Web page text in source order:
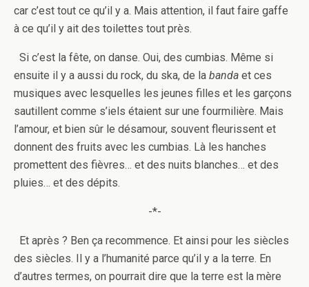
car c’est tout ce qu’il y a. Mais attention, il faut faire gaffe
à ce qu’il y ait des toilettes tout près.
Si c’est la fête, on danse. Oui, des cumbias. Même si
ensuite il y a aussi du rock, du ska, de la banda et ces
musiques avec lesquelles les jeunes filles et les garçons
sautillent comme s’iels étaient sur une fourmilière. Mais
l’amour, et bien sûr le désamour, souvent fleurissent et
donnent des fruits avec les cumbias. Là les hanches
promettent des fièvres… et des nuits blanches… et des
pluies… et des dépits.
-*-
Et après ? Ben ça recommence. Et ainsi pour les siècles
des siècles. Il y a l’humanité parce qu’il y a la terre. En
d’autres termes, on pourrait dire que la terre est la mère